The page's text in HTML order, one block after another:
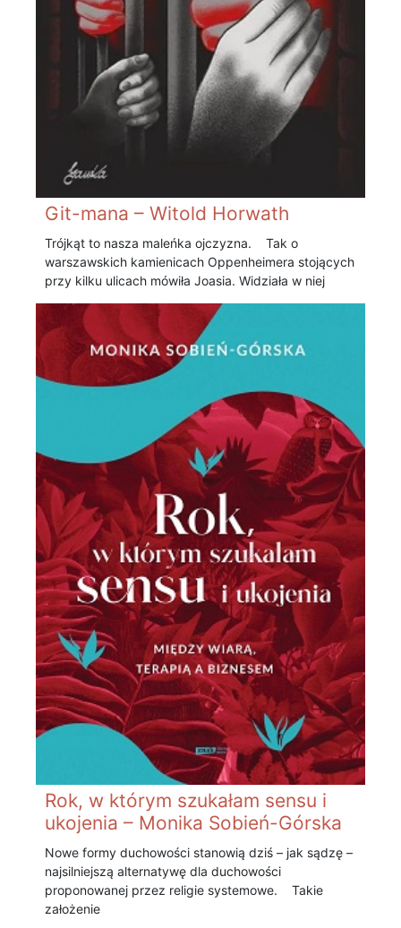
Git-mana – Witold Horwath
Trójkąt to nasza maleńka ojczyzna. Tak o
warszawskich kamienicach Oppenheimera stojących
przy kilku ulicach mówiła Joasia. Widziała w niej
Rok, w którym szukałam sensu i
ukojenia – Monika Sobień-Górska
Nowe formy duchowości stanowią dziś – jak sądzę –
najsilniejszą alternatywę dla duchowości
proponowanej przez religie systemowe. Takie
założenie